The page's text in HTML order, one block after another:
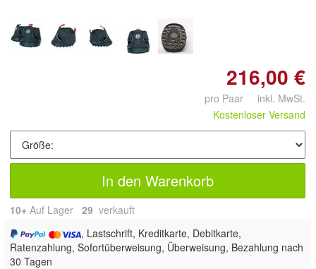
216,00 €
pro Paar inkl. MwSt.
Kostenloser Versand
In den Warenkorb
10+ Auf Lager 29 verkauft
, Lastschrift, Kreditkarte, Debitkarte,
Ratenzahlung, Sofortüberweisung, Überweisung, Bezahlung nach
30 Tagen